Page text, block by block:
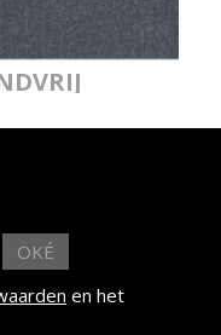
OKÉ
en het